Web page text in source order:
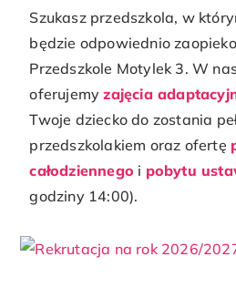
Szukasz przedszkola, w
będzie odpowiednio
Przedszkole Motylek 3. W
oferujemyzajęcia
Twoje dziecko do zostania
przedszkolakiem oraz ofertę
całodziennego i pobytu
godziny 14:00).